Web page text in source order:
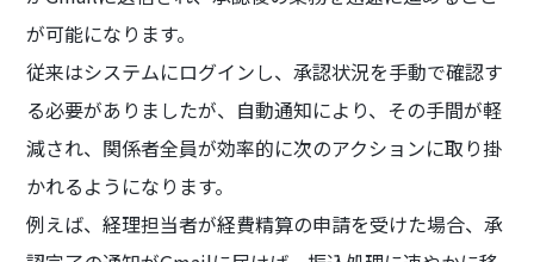
が可能になります。
従来はシステムにログインし、承認状況を手動で確認す
る必要がありましたが、自動通知により、その手間が軽
減され、関係者全員が効率的に次のアクションに取り掛
かれるようになります。
例えば、経理担当者が経費精算の申請を受けた場合、承